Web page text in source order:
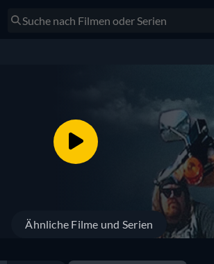
Ähnliche Filme und Serien